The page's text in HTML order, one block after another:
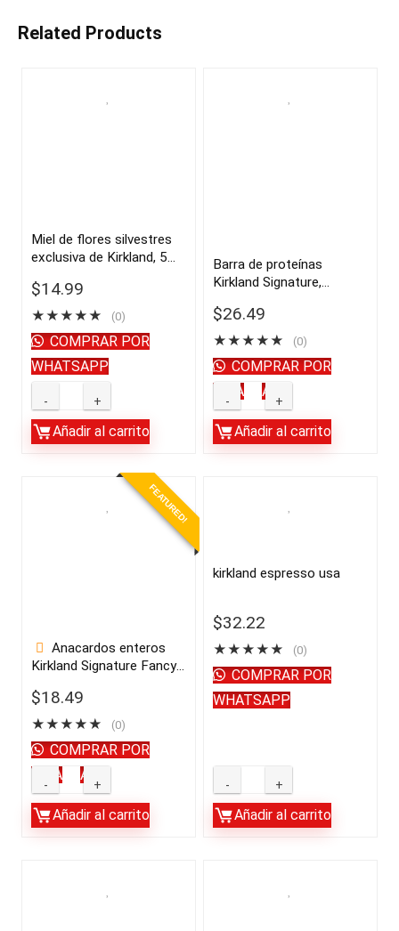
Related Products
Miel de flores silvestres
exclusiva de Kirkland, 5
$14.99
★★★★★ (0)
Añadir al carrito
COMPRAR POR
WHATSAPP
Barra de proteínas
Kirkland Signature,
20 unidades | importado
de USA
$26.49
★★★★★ (0)
Añadir al carrito
COMPRAR POR
WHATSAPP
FEATURED!
Anacardos enteros
Kirkland Signature Fancy,
importado de USA
$18.49
★★★★★ (0)
Añadir al carrito
COMPRAR POR
WHATSAPP
kirkland espresso usa
$32.22
★★★★★ (0)
Añadir al carrito
COMPRAR POR
WHATSAPP